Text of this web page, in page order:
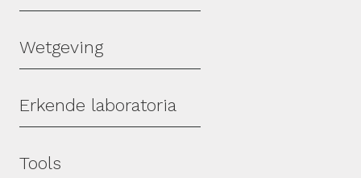
Wetgeving
Erkende laboratoria
Tools